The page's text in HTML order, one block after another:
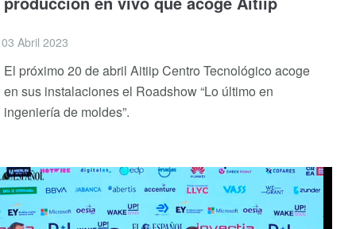
03 Abril 2023
El próximo 20 de abril Aitiip Centro Tecnológico acoge
en sus instalaciones el Roadshow “Lo último en
ingeniería de moldes”.